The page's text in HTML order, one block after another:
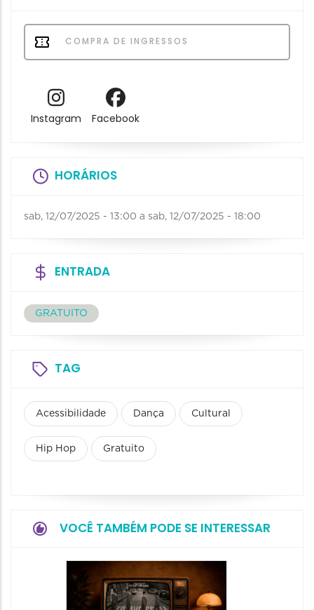
COMPRA DE INGRESSOS
Instagram Facebook
HORÁRIOS
sab, 12/07/2025 - 13:00 a sab, 12/07/2025 - 18:00
ENTRADA
GRATUITO
TAG
Acessibilidade Dança Cultural
Hip Hop Gratuito
VOCÊ TAMBÉM PODE SE INTERESSAR